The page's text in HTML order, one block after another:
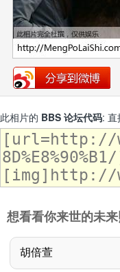
此相片的 BBS 论坛代码: 直
想看看你来世的未